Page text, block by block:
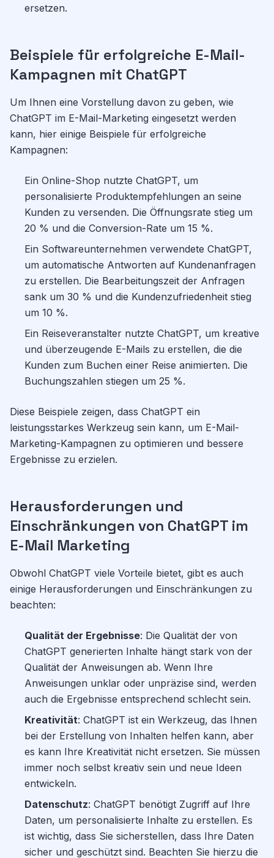
ersetzen.
Beispiele für erfolgreiche E-Mail-
Kampagnen mit ChatGPT
Um Ihnen eine Vorstellung davon zu geben, wie
ChatGPT im E-Mail-Marketing eingesetzt werden
kann, hier einige Beispiele für erfolgreiche
Kampagnen:
Ein Online-Shop nutzte ChatGPT, um
personalisierte Produktempfehlungen an seine
Kunden zu versenden. Die Öffnungsrate stieg um
20 % und die Conversion-Rate um 15 %.
Ein Softwareunternehmen verwendete ChatGPT,
um automatische Antworten auf Kundenanfragen
zu erstellen. Die Bearbeitungszeit der Anfragen
sank um 30 % und die Kundenzufriedenheit stieg
um 10 %.
Ein Reiseveranstalter nutzte ChatGPT, um kreative
und überzeugende E-Mails zu erstellen, die die
Kunden zum Buchen einer Reise animierten. Die
Buchungszahlen stiegen um 25 %.
Diese Beispiele zeigen, dass ChatGPT ein
leistungsstarkes Werkzeug sein kann, um E-Mail-
Marketing-Kampagnen zu optimieren und bessere
Ergebnisse zu erzielen.
Herausforderungen und
Einschränkungen von ChatGPT im
E-Mail Marketing
Obwohl ChatGPT viele Vorteile bietet, gibt es auch
einige Herausforderungen und Einschränkungen zu
beachten:
Qualität der Ergebnisse: Die Qualität der von
ChatGPT generierten Inhalte hängt stark von der
Qualität der Anweisungen ab. Wenn Ihre
Anweisungen unklar oder unpräzise sind, werden
auch die Ergebnisse entsprechend schlecht sein.
Kreativität: ChatGPT ist ein Werkzeug, das Ihnen
bei der Erstellung von Inhalten helfen kann, aber
es kann Ihre Kreativität nicht ersetzen. Sie müssen
immer noch selbst kreativ sein und neue Ideen
entwickeln.
Datenschutz: ChatGPT benötigt Zugriff auf Ihre
Daten, um personalisierte Inhalte zu erstellen. Es
ist wichtig, dass Sie sicherstellen, dass Ihre Daten
sicher und geschützt sind. Beachten Sie hierzu die